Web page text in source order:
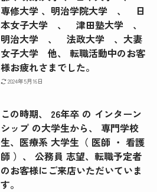
専修大学 、明治学院大学 、 日
本女子大学 、 津田塾大学 、
明治大学 、 法政大学 、大妻
女子大学 他、 転職活動中のお客
様お疲れさまでした。
2024年5月16日
この時期、 26年卒 の インターン
シップ の大学生から、 専門学校
生、医療系 大学生（ 医師 ・ 看護
師 ）、 公務員 志望、転職予定者
のお客様にご来店いただいていま
す。